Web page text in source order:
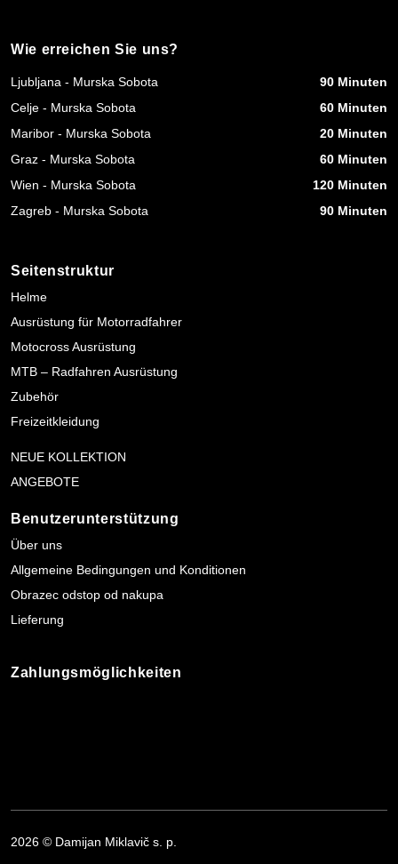
Wie erreichen Sie uns?
Ljubljana - Murska Sobota
90 Minuten
Celje - Murska Sobota
60 Minuten
Maribor - Murska Sobota
20 Minuten
Graz - Murska Sobota
60 Minuten
Wien - Murska Sobota
120 Minuten
Zagreb - Murska Sobota
90 Minuten
Seitenstruktur
Helme
Ausrüstung für Motorradfahrer
Motocross Ausrüstung
MTB – Radfahren Ausrüstung
Zubehör
Freizeitkleidung
NEUE KOLLEKTION
ANGEBOTE
Benutzerunterstützung
Über uns
Allgemeine Bedingungen und Konditionen
Obrazec odstop od nakupa
Lieferung
Zahlungsmöglichkeiten
2026 © Damijan Miklavič s. p.